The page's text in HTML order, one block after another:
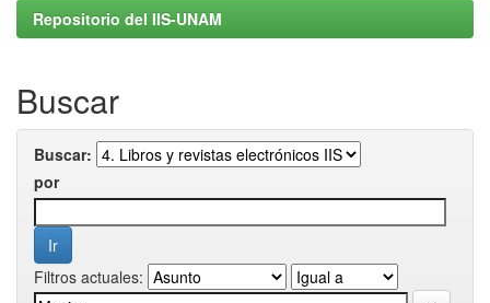
Repositorio del IIS-UNAM
Buscar
Buscar:
por
Filtros actuales: